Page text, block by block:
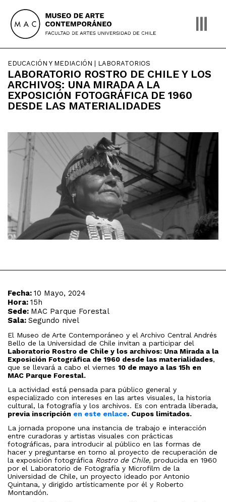
content
EDUCACIÓN Y MEDIACIÓN | LABORATORIOS
LABORATORIO ROSTRO DE CHILE Y LOS
ARCHIVOS: UNA MIRADA A LA
EXPOSICIÓN FOTOGRÁFICA DE 1960
DESDE LAS MATERIALIDADES
Fecha: 10 Mayo, 2024
Hora: 15h
Sede: MAC Parque Forestal
Sala: Segundo nivel
El Museo de Arte Contemporáneo y el Archivo Central Andrés
Bello de la Universidad de Chile invitan a participar del
Laboratorio Rostro de Chile y los archivos: Una Mirada a la
Exposición Fotográfica de 1960 desde las materialidades,
que se llevará a cabo el viernes 10 de mayo a las 15h en
MAC Parque Forestal.
La actividad está pensada para público general y
especializado con intereses en las artes visuales, la historia
cultural, la fotografía y los archivos. Es con entrada liberada,
previa inscripción en este enlace. Cupos limitados.
La jornada propone una instancia de trabajo e interacción
entre curadoras y artistas visuales con prácticas
fotográficas, para introducir al público en las formas de
hacer y preguntarse en torno al proyecto de recuperación de
la exposición fotográfica Rostro de Chile, producida en 1960
por el Laboratorio de Fotografía y Microfilm de la
Universidad de Chile, un proyecto ideado por Antonio
Quintana, y dirigido artísticamente por él y Roberto
Montandón.